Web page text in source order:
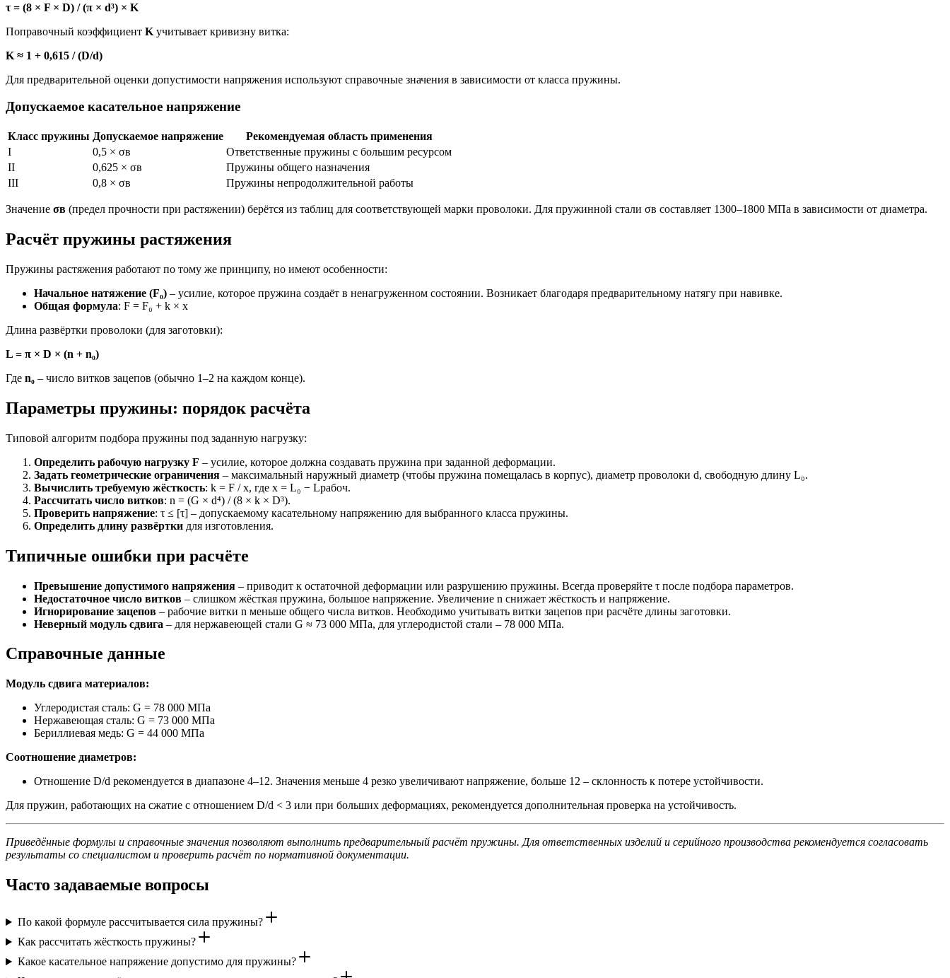
τ = (8 × F × D) / (π × d³) × K
Поправочный коэффициент K учитывает кривизну витка:
K ≈ 1 + 0,615 / (D/d)
Для предварительной оценки допустимости напряжения используют справочные значения в зависимости от класса пружины.
Допускаемое касательное напряжение
Класс пружины Допускаемое напряжение
Рекомендуемая область применения
I
0,5 × σв
Ответственные пружины с большим ресурсом
II
0,625 × σв
Пружины общего назначения
III
0,8 × σв Пружины непродолжительной работы
Значение σв (предел прочности при растяжении) берётся из таблиц для соответствующей марки проволоки. Для пружинной стали σв составляет 1300–1800 МПа в зависимости от диаметра.
Расчёт пружины растяжения
Пружины растяжения работают по тому же принципу, но имеют особенности:
Начальное натяжение (F₀) – усилие, которое пружина создаёт в ненагруженном состоянии. Возникает благодаря предварительному натягу при навивке.
Общая формула: F = F₀ + k × x
Длина развёртки проволоки (для заготовки):
L = π × D × (n + n₀)
Где n₀ – число витков зацепов (обычно 1–2 на каждом конце).
Параметры пружины: порядок расчёта
Типовой алгоритм подбора пружины под заданную нагрузку:
Определить рабочую нагрузку F – усилие, которое должна создавать пружина при заданной деформации.
Задать геометрические ограничения – максимальный наружный диаметр (чтобы пружина помещалась в корпус), диаметр проволоки d, свободную длину L₀.
Вычислить требуемую жёсткость: k = F / x, где x = L₀ − Lрабоч.
Рассчитать число витков: n = (G × d⁴) / (8 × k × D³).
Проверить напряжение: τ ≤ [τ] – допускаемому касательному напряжению для выбранного класса пружины.
Определить длину развёртки для изготовления.
Типичные ошибки при расчёте
Превышение допустимого напряжения – приводит к остаточной деформации или разрушению пружины. Всегда проверяйте τ после подбора параметров.
Недостаточное число витков – слишком жёсткая пружина, большое напряжение. Увеличение n снижает жёсткость и напряжение.
Игнорирование зацепов – рабочие витки n меньше общего числа витков. Необходимо учитывать витки зацепов при расчёте длины заготовки.
Неверный модуль сдвига – для нержавеющей стали G ≈ 73 000 МПа, для углеродистой стали – 78 000 МПа.
Справочные данные
Модуль сдвига материалов:
Углеродистая сталь: G = 78 000 МПа
Нержавеющая сталь: G = 73 000 МПа
Бериллиевая медь: G = 44 000 МПа
Соотношение диаметров:
Отношение D/d рекомендуется в диапазоне 4–12. Значения меньше 4 резко увеличивают напряжение, больше 12 – склонность к потере устойчивости.
Для пружин, работающих на сжатие с отношением D/d < 3 или при больших деформациях, рекомендуется дополнительная проверка на устойчивость.
Приведённые формулы и справочные значения позволяют выполнить предварительный расчёт пружины. Для ответственных изделий и серийного производства рекомендуется согласовать
результаты со специалистом и проверить расчёт по нормативной документации.
Часто задаваемые вопросы
По какой формуле рассчитывается сила пружины?
Как рассчитать жёсткость пружины?
Какое касательное напряжение допустимо для пружины?